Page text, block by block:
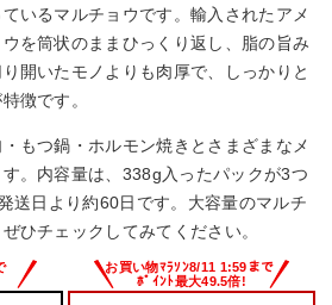
いるマルチョウです。輸入されたアメ
を筒状のままひっくり返し、脂の旨み
開いたモノよりも肉厚で、しっかりと
徴です。
もつ鍋・ホルモン焼きとさまざまなメ
。内容量は、338g入ったパックが3つ
送日より約60日です。大容量のマルチ
ひチェックしてみてください。